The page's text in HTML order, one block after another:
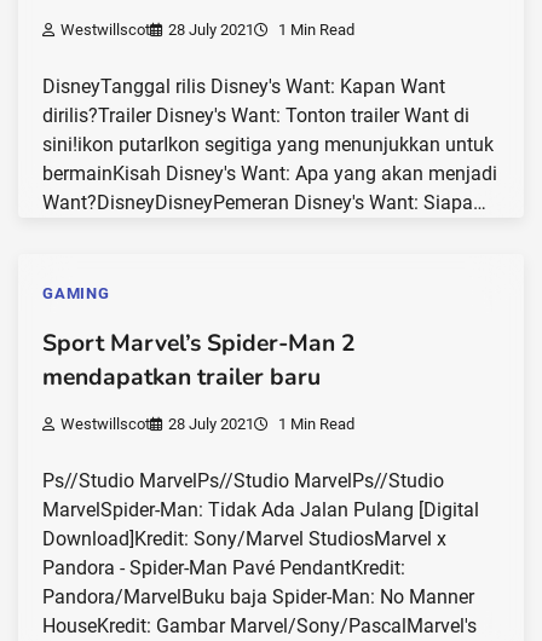
Westwillscot 28 July 2021 1 Min Read
DisneyTanggal rilis Disney's Want: Kapan Want
dirilis?Trailer Disney's Want: Tonton trailer Want di
sini!ikon putarIkon segitiga yang menunjukkan untuk
bermainKisah Disney's Want: Apa yang akan menjadi
Want?DisneyDisneyPemeran Disney's Want: Siapa…
GAMING
Sport Marvel’s Spider-Man 2
mendapatkan trailer baru
Westwillscot 28 July 2021 1 Min Read
Ps//Studio MarvelPs//Studio MarvelPs//Studio
MarvelSpider-Man: Tidak Ada Jalan Pulang [Digital
Download]Kredit: Sony/Marvel StudiosMarvel x
Pandora - Spider-Man Pavé PendantKredit:
Pandora/MarvelBuku baja Spider-Man: No Manner
HouseKredit: Gambar Marvel/Sony/PascalMarvel's